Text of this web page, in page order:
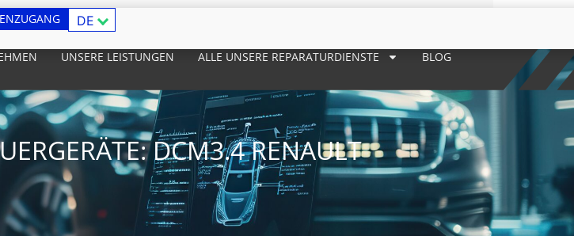
DE
UNSERE LEISTUNGEN ALLE UNSERE REPARATURDIENSTE
BLOG
DCM3.4 RENAULT